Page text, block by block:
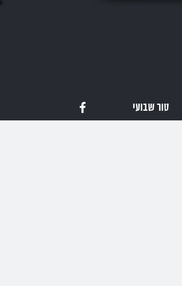
טור שבועי